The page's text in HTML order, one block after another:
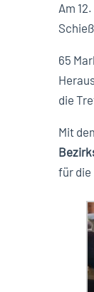
Am
65
die
Mit
für die